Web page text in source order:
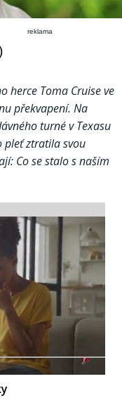
reklama
herce Toma Cruise ve
překvapení. Na
turné v Texasu
pleť ztratila svou
Co se stalo s naším